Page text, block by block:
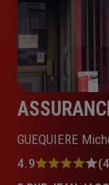
GUEQUIERE
Note
4.9